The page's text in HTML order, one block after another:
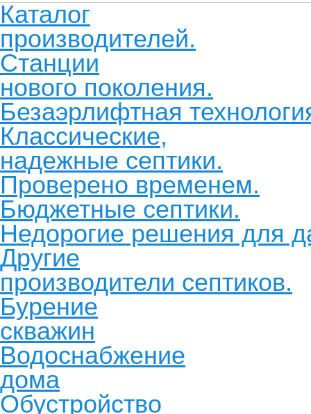
Каталог
производителей.
Станции
нового поколения.
Безаэрлифтная
Классические,
надежные септики.
Проверено временем.
Бюджетные септики.
Недорогие решения для
Другие
производители септиков.
Бурение
скважин
Водоснабжение
дома
Обустройство